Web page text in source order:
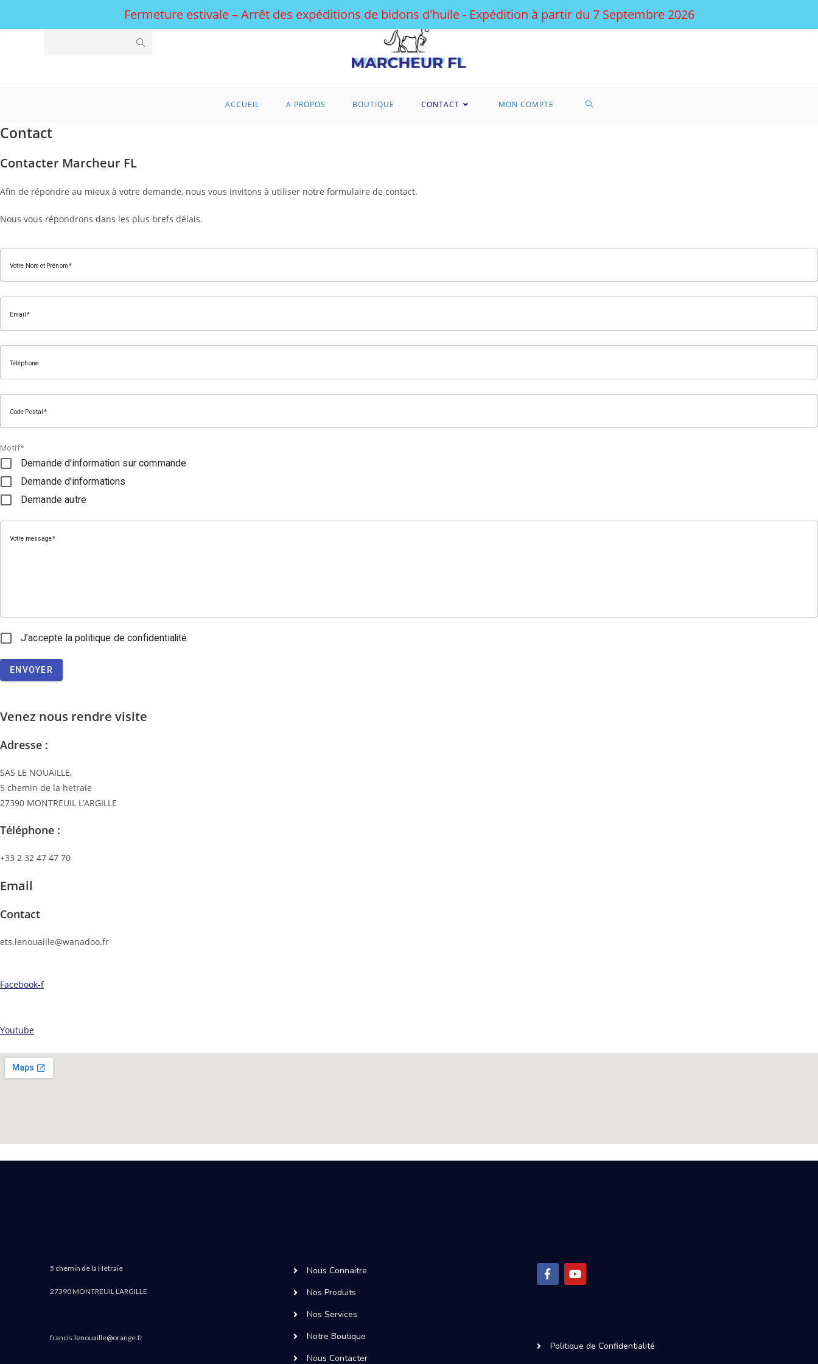
ACCUEIL A PROPOS BOUTIQUE CONTACT MON COMPTE
Contact
Contacter Marcheur FL
Afin de répondre au mieux à votre demande, nous vous invitons à utiliser notre formulaire de contact.
Nous vous répondrons dans les plus brefs délais.
Votre Nom et Prénom
Email
Téléphone
Code Postal
Motif*
Demande d'information sur commande
Demande d'informations
Demande autre
Votre message
J'accepte la politique de confidentialité
ENVOYER
Venez nous rendre visite
Adresse :
SAS LE NOUAILLE,
5 chemin de la hetraie
27390 MONTREUIL L’ARGILLE
Téléphone :
+33 2 32 47 47 70
Email
Contact
ets.lenouaille@wanadoo.fr
Facebook-f
Youtube
5 chemin de la Hetraie
27390 MONTREUIL L’ARGILLE
francis.lenouaille@orange.fr
Nous Connaitre
Nos Produits
Nos Services
Notre Boutique
Nous Contacter
Politique de Confidentialité
Fermeture estivale – Arrêt des expéditions de bidons d'huile - Expédition à partir du 7 Septembre 2026